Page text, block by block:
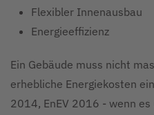
Flexibler Innenausbau
Energieeffizienz
Ein Gebäude muss nicht
erhebliche Energiekosten
2014, EnEV 2016 - wenn